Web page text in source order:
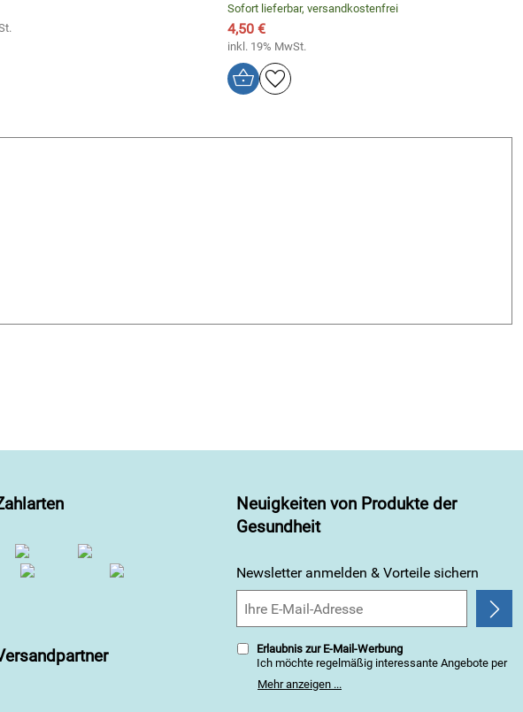
Sofort lieferbar, versandkostenfrei
4,50 €
inkl. 19% MwSt.
Neuigkeiten von Produkte der
Gesundheit
Newsletter anmelden & Vorteile sichern
Erlaubnis zur E-Mail-Werbung
Ich möchte regelmäßig interessante Angebote per
E-Mail erhalten. Meine E-Mail-Adresse wird nicht an
andere Unternehmen weitergegeben. Zu
Mehr anzeigen ...